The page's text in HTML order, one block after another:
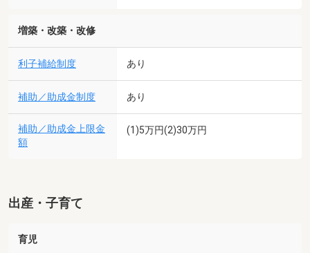
増築・改築・改修
利子補給制度 あり
補助／助成金制度 あり
補助／助成金上限金
額
(1)5万円(2)30万円
出産・子育て
育児